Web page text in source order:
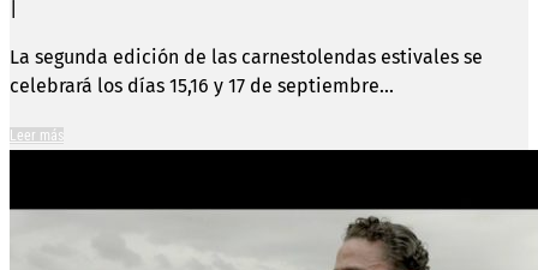
La segunda edición de las carnestolendas estivales se
celebrará los días 15,16 y 17 de septiembre...
Leer más